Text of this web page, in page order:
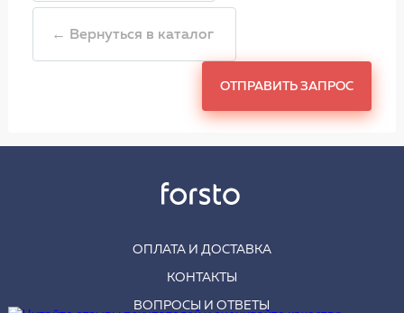
← Вернуться в каталог
ОТПРАВИТЬ ЗАПРОС
ОПЛАТА И ДОСТАВКА
КОНТАКТЫ
ВОПРОСЫ И ОТВЕТЫ